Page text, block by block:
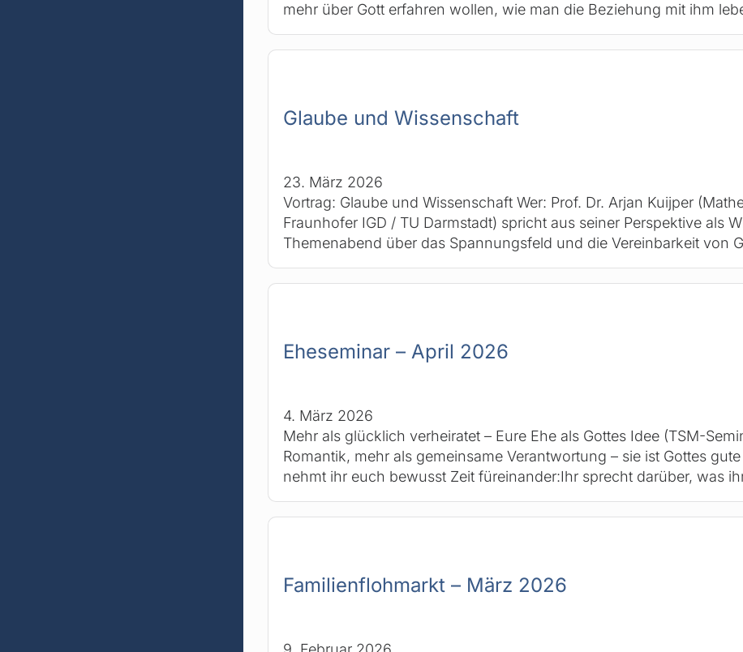
mehr über Gott erfahren wollen, wie man die Beziehung mit ihm
Glaube und Wissenschaft
23. März 2026
Vortrag: Glaube und Wissenschaft Wer: Prof. Dr. Arjan Kuijper
Fraunhofer IGD / TU Darmstadt) spricht aus seiner Perspektive als
Themenabend über das Spannungsfeld und die Vereinbarkeit von
Eheseminar – April 2026
4. März 2026
Mehr als glücklich verheiratet – Eure Ehe als Gottes Idee (TSM-
Romantik, mehr als gemeinsame Verantwortung – sie ist Gottes
nehmt ihr euch bewusst Zeit füreinander:Ihr sprecht darüber, was
Familienflohmarkt – März 2026